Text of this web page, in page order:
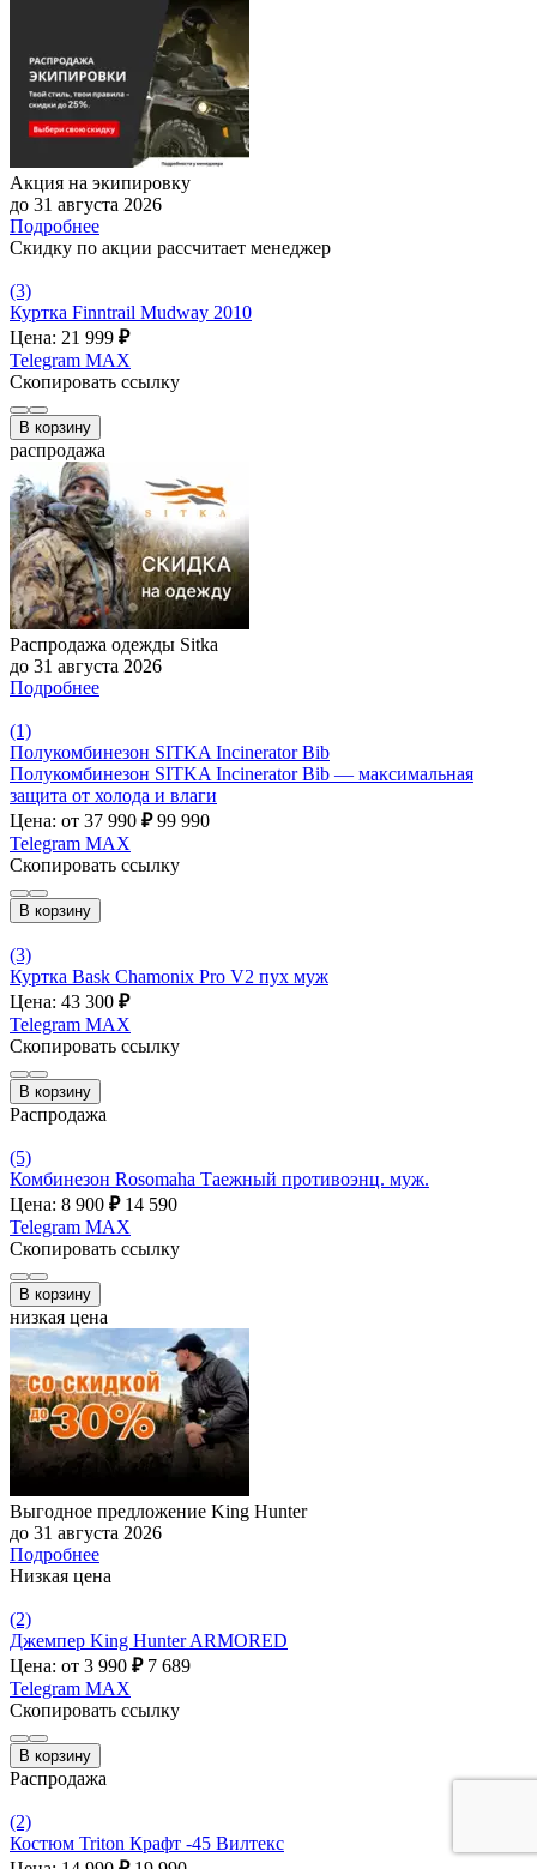
Акция на экипировку
до 31 августа 2026
Подробнее
Скидку по акции рассчитает менеджер
(3)
Куртка Finntrail Mudway 2010
Цена: 21 999 ₽
Telegram MAX
Скопировать ссылку
В корзину
распродажа
Распродажа одежды Sitka
до 31 августа 2026
Подробнее
(1)
Полукомбинезон SITKA Incinerator Bib
Полукомбинезон SITKA Incinerator Bib — максимальная
защита от холода и влаги
Цена: от 37 990 ₽ 99 990
Telegram MAX
Скопировать ссылку
В корзину
(3)
Куртка Bask Chamonix Pro V2 пух муж
Цена: 43 300 ₽
Telegram MAX
Скопировать ссылку
В корзину
Распродажа
(5)
Комбинезон Rosomaha Таежный противоэнц. муж.
Цена: 8 900 ₽ 14 590
Telegram MAX
Скопировать ссылку
В корзину
низкая цена
Выгодное предложение King Hunter
до 31 августа 2026
Подробнее
Низкая цена
(2)
Джемпер King Hunter ARMORED
Цена: от 3 990 ₽ 7 689
Telegram MAX
Скопировать ссылку
В корзину
Распродажа
(2)
Костюм Triton Крафт -45 Вилтекс